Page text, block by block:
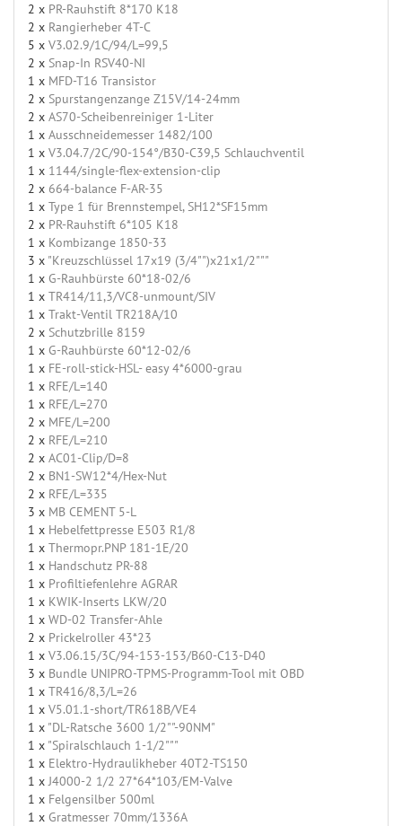
2 x PR-Rauhstift 8*170 K18
2 x Rangierheber 4T-C
5 x V3.02.9/1C/94/L=99,5
2 x Snap-In RSV40-NI
1 x MFD-T16 Transistor
2 x Spurstangenzange Z15V/14-24mm
2 x AS70-Scheibenreiniger 1-Liter
1 x Ausschneidemesser 1482/100
1 x V3.04.7/2C/90-154°/B30-C39,5 Schlauchventil
1 x 1144/single-flex-extension-clip
2 x 664-balance F-AR-35
1 x Type 1 für Brennstempel, SH12*SF15mm
2 x PR-Rauhstift 6*105 K18
1 x Kombizange 1850-33
3 x "Kreuzschlüssel 17x19 (3/4"")x21x1/2"""
1 x G-Rauhbürste 60*18-02/6
1 x TR414/11,3/VC8-unmount/SIV
1 x Trakt-Ventil TR218A/10
2 x Schutzbrille 8159
1 x G-Rauhbürste 60*12-02/6
1 x FE-roll-stick-HSL- easy 4*6000-grau
1 x RFE/L=140
1 x RFE/L=270
2 x MFE/L=200
2 x RFE/L=210
2 x AC01-Clip/D=8
2 x BN1-SW12*4/Hex-Nut
2 x RFE/L=335
3 x MB CEMENT 5-L
1 x Hebelfettpresse E503 R1/8
1 x Thermopr.PNP 181-1E/20
1 x Handschutz PR-88
1 x Profiltiefenlehre AGRAR
1 x KWIK-Inserts LKW/20
1 x WD-02 Transfer-Ahle
2 x Prickelroller 43*23
1 x V3.06.15/3C/94-153-153/B60-C13-D40
3 x Bundle UNIPRO-TPMS-Programm-Tool mit OBD
1 x TR416/8,3/L=26
1 x V5.01.1-short/TR618B/VE4
1 x "DL-Ratsche 3600 1/2""-90NM"
1 x "Spiralschlauch 1-1/2"""
1 x Elektro-Hydraulikheber 40T2-TS150
1 xJ4000-2 1/2 27*64*103/EM-Valve
1 x Felgensilber 500ml
1 x Gratmesser 70mm/1336A